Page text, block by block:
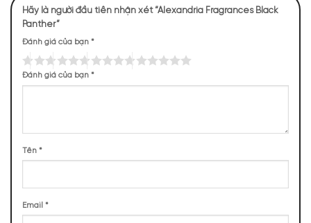
Mùi hương Black Panther Alexandria Fragrances tươi
mát, sảng khoái
BASE NOTES
Hãy là người đầu tiên nhận xét “Alexandria Fragrances Black
Panther”
Đánh giá của bạn *
Đánh giá của bạn *
Tên *
Email *